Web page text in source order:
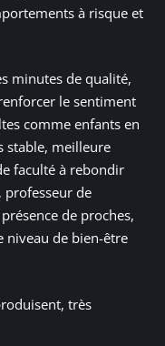
à risque et
minutes de qualité,
le sentiment
comme enfants en
stable, meilleure
faculté à rebondir
professeur de
de proches,
niveau de bien-être
très